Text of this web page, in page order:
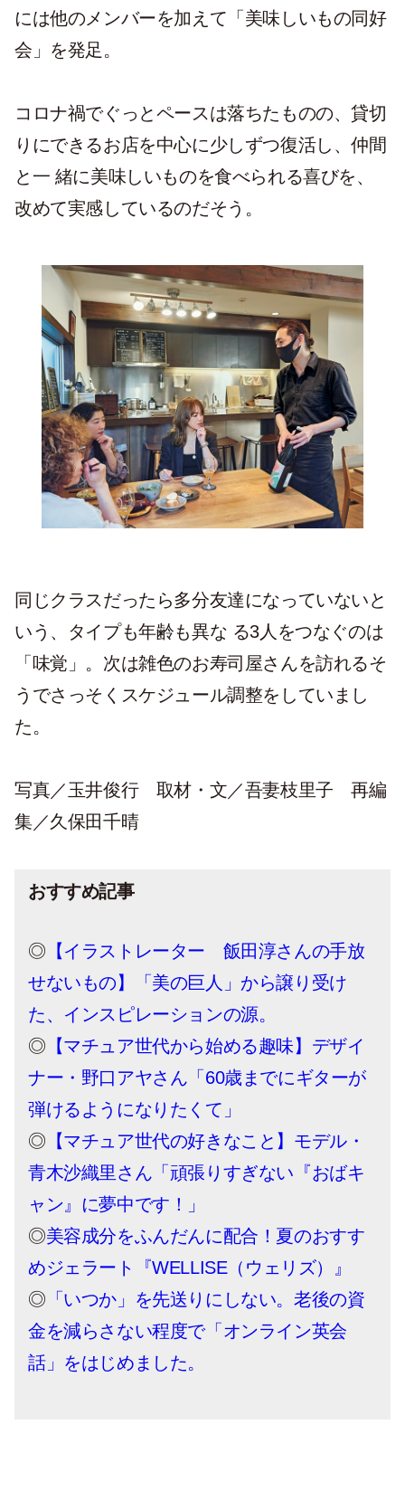
には他のメンバーを加えて「美味しいもの同好
会」を発足。
コロナ禍でぐっとペースは落ちたものの、貸切
りにできるお店を中心に少しずつ復活し、仲間
と一 緒に美味しいものを食べられる喜びを、
改めて実感しているのだそう。
同じクラスだったら多分友達になっていないと
いう、タイプも年齢も異な る3人をつなぐのは
「味覚」。次は雑色のお寿司屋さんを訪れるそ
うでさっそくスケジュール調整をしていまし
た。
写真／玉井俊行 取材・文／吾妻枝里子 再編
集／久保田千晴
おすすめ記事
◎ 【イラストレーター 飯田淳さんの手放
せないもの】「美の巨人」から譲り受け
た、インスピレーションの源。
◎ 【マチュア世代から始める趣味】デザイ
ナー・野口アヤさん「60歳までにギターが
弾けるようになりたくて」
◎ 【マチュア世代の好きなこと】モデル・
青木沙織里さん「頑張りすぎない『おばキ
ャン』に夢中です！」
◎美容成分をふんだんに配合！夏のおすす
めジェラート『WELLISE（ウェリズ）』
◎ 「いつか」を先送りにしない。老後の資
金を減らさない程度で「オンライン英会
話」をはじめました。